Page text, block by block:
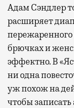
Адам Сэндлер
расширяет
пережаренного
брючках и
эффектно. В
ни одна
уж похож на
чтобы записать